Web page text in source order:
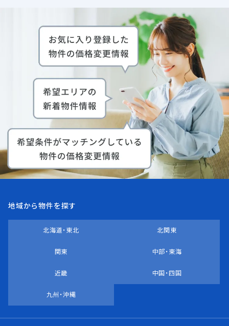
地域から物件を探す
北海道・東北 北関東
関東 中部・東海
近畿 中国・四国
九州・沖縄